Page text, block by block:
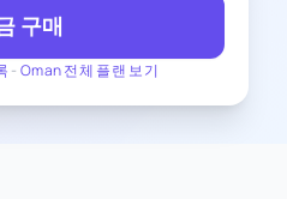
- Oman 전체 플랜 보기
구매